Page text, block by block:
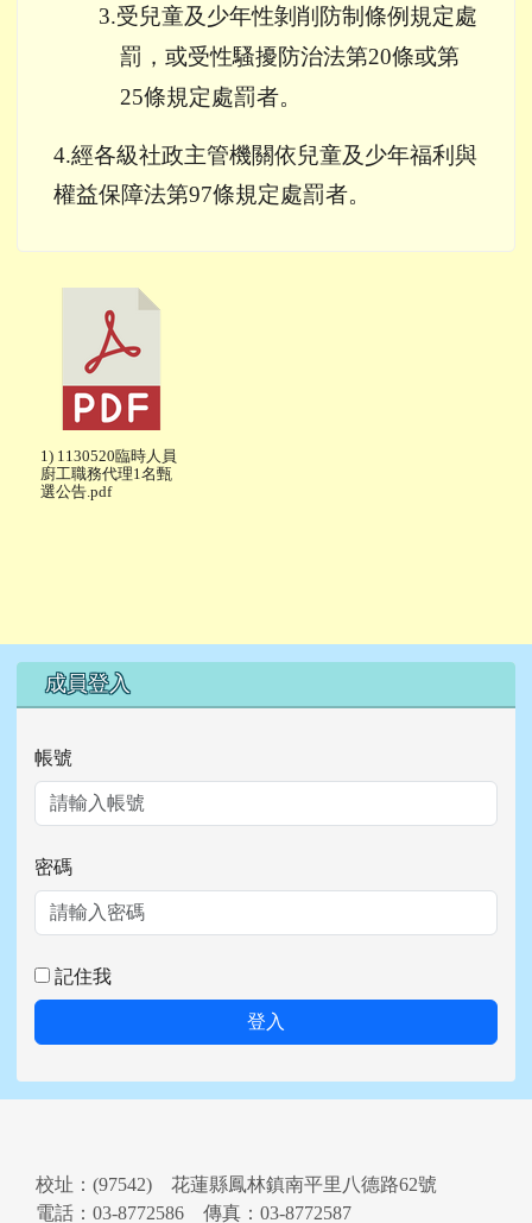
3.受兒童及少年性剝削防制條例規定處
罰，或受性騷擾防治法第20條或第
25條規定處罰者。
4.經各級社政主管機關依兒童及少年福利與
權益保障法第97條規定處罰者。
1) 1130520臨時人員
廚工職務代理1名甄
選公告.pdf
右邊區域內容
成員登入
帳號
密碼
記住我
登入
頁尾區域內容
校址：(97542) 花蓮縣鳳林鎮南平里八德路62號
電話：03-8772586 傳真：03-8772587